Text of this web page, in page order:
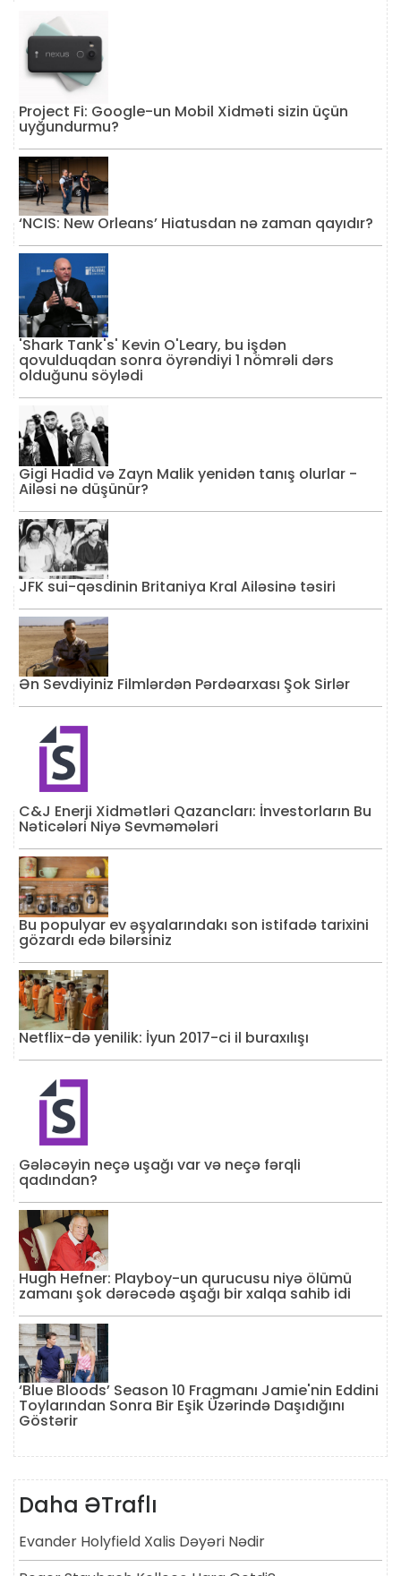
Project Fi: Google-un Mobil Xidməti sizin üçün
uyğundurmu?
‘NCIS: New Orleans’ Hiatusdan nə zaman qayıdır?
'Shark Tank's' Kevin O'Leary, bu işdən
qovulduqdan sonra öyrəndiyi 1 nömrəli dərs
olduğunu söylədi
Gigi Hadid və Zayn Malik yenidən tanış olurlar -
Ailəsi nə düşünür?
JFK sui-qəsdinin Britaniya Kral Ailəsinə təsiri
Ən Sevdiyiniz Filmlərdən Pərdəarxası Şok Sirlər
C&J Enerji Xidmətləri Qazancları: İnvestorların Bu
Nəticələri Niyə Sevməmələri
Bu populyar ev əşyalarındakı son istifadə tarixini
gözardı edə bilərsiniz
Netflix-də yenilik: İyun 2017-ci il buraxılışı
Gələcəyin neçə uşağı var və neçə fərqli
qadından?
Hugh Hefner: Playboy-un qurucusu niyə ölümü
zamanı şok dərəcədə aşağı bir xalqa sahib idi
‘Blue Bloods’ Season 10 Fragmanı Jamie'nin Eddini
Toylarından Sonra Bir Eşik Üzərində Daşıdığını
Göstərir
Daha ƏTraflı
Evander Holyfield Xalis Dəyəri Nədir